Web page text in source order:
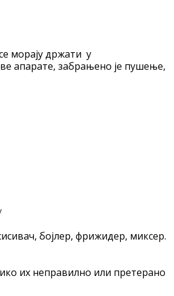
морају држати у
апарате, забрањено је пушење,
бојлер, фрижидер, миксер.
их неправилно или претерано